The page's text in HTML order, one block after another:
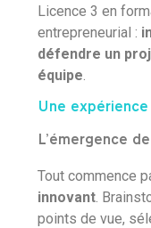
Licence 3 en
entrepreneurial :
défendre un
équipe.
Une
L’émergence
Tout commence
innovant .
points de vue,